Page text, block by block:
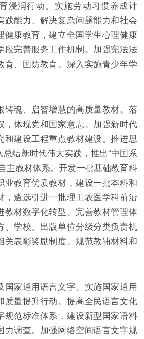
浸润行动。实施劳动习惯养成计
践能力、解决复杂问题能力和社会
健康教育，建立全国学生心理健康
段完善服务工作机制。加强宪法法
育、国防教育。深入实施青少年学
魂、启智增慧的高质量教材。落
，体现党和国家意志。加强新时代
和建设工程重点教材建设。推进思
结新时代伟大实践，推出“中国系
主教材体系。开发一批基础教育科
业教育优质教材，建设一批本科和
，遴选引进一批理工农医学科前沿
教材数字化转型。完善教材管理体
、学校、出版单位分级分类负责机
关表彰奖励制度。规范教辅材料和
家通用语言文字。实施国家通用
质量提升行动。提高全民语言文化
规范标准体系，建设新型国家语料
力调查。加强网络空间语言文字规